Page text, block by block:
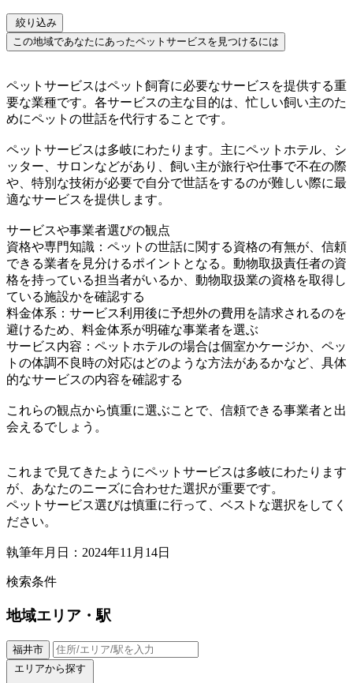
絞り込み
この地域であなたにあったペットサービスを見つけるには
ペットサービスはペット飼育に必要なサービスを提供する重
要な業種です。各サービスの主な目的は、忙しい飼い主のた
めにペットの世話を代行することです。
ペットサービスは多岐にわたります。主にペットホテル、シ
ッター、サロンなどがあり、飼い主が旅行や仕事で不在の際
や、特別な技術が必要で自分で世話をするのが難しい際に最
適なサービスを提供します。
サービスや事業者選びの観点
資格や専門知識：ペットの世話に関する資格の有無が、信頼
できる業者を見分けるポイントとなる。動物取扱責任者の資
格を持っている担当者がいるか、動物取扱業の資格を取得し
ている施設かを確認する
料金体系：サービス利用後に予想外の費用を請求されるのを
避けるため、料金体系が明確な事業者を選ぶ
サービス内容：ペットホテルの場合は個室かケージか、ペッ
トの体調不良時の対応はどのような方法があるかなど、具体
的なサービスの内容を確認する
これらの観点から慎重に選ぶことで、信頼できる事業者と出
会えるでしょう。
これまで見てきたようにペットサービスは多岐にわたります
が、あなたのニーズに合わせた選択が重要です。
ペットサービス選びは慎重に行って、ベストな選択をしてく
ださい。
執筆年月日：2024年11月14日
検索条件
地域エリア・駅
福井市
エリアから探す